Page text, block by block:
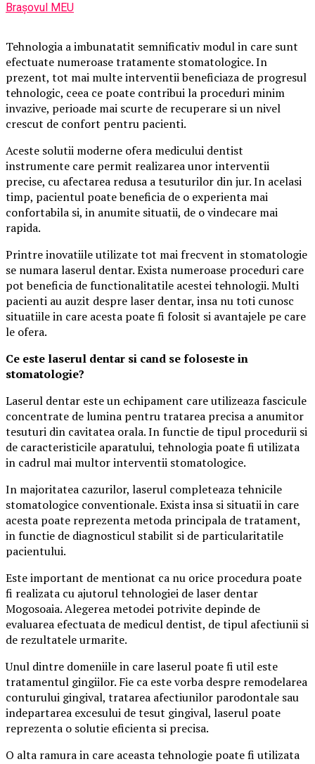
Brașovul MEU
Tehnologia a imbunatatit semnificativ modul in care sunt
efectuate numeroase tratamente stomatologice. In
prezent, tot mai multe interventii beneficiaza de progresul
tehnologic, ceea ce poate contribui la proceduri minim
invazive, perioade mai scurte de recuperare si un nivel
crescut de confort pentru pacienti.
Aceste solutii moderne ofera medicului dentist
instrumente care permit realizarea unor interventii
precise, cu afectarea redusa a tesuturilor din jur. In acelasi
timp, pacientul poate beneficia de o experienta mai
confortabila si, in anumite situatii, de o vindecare mai
rapida.
Printre inovatiile utilizate tot mai frecvent in stomatologie
se numara laserul dentar. Exista numeroase proceduri care
pot beneficia de functionalitatile acestei tehnologii. Multi
pacienti au auzit despre laser dentar, insa nu toti cunosc
situatiile in care acesta poate fi folosit si avantajele pe care
le ofera.
Ce este laserul dentar si cand se foloseste in
stomatologie?
Laserul dentar este un echipament care utilizeaza fascicule
concentrate de lumina pentru tratarea precisa a anumitor
tesuturi din cavitatea orala. In functie de tipul procedurii si
de caracteristicile aparatului, tehnologia poate fi utilizata
in cadrul mai multor interventii stomatologice.
In majoritatea cazurilor, laserul completeaza tehnicile
stomatologice conventionale. Exista insa si situatii in care
acesta poate reprezenta metoda principala de tratament,
in functie de diagnosticul stabilit si de particularitatile
pacientului.
Este important de mentionat ca nu orice procedura poate
fi realizata cu ajutorul tehnologiei de laser dentar
Mogosoaia. Alegerea metodei potrivite depinde de
evaluarea efectuata de medicul dentist, de tipul afectiunii si
de rezultatele urmarite.
Unul dintre domeniile in care laserul poate fi util este
tratamentul gingiilor. Fie ca este vorba despre remodelarea
conturului gingival, tratarea afectiunilor parodontale sau
indepartarea excesului de tesut gingival, laserul poate
reprezenta o solutie eficienta si precisa.
O alta ramura in care aceasta tehnologie poate fi utilizata